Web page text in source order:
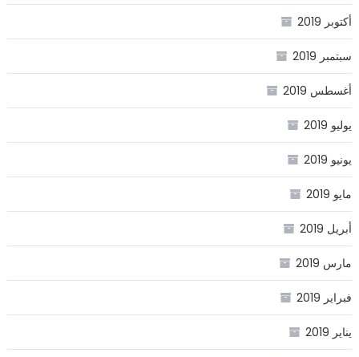
أكتوبر 2019
سبتمبر 2019
أغسطس 2019
يوليو 2019
يونيو 2019
مايو 2019
أبريل 2019
مارس 2019
فبراير 2019
يناير 2019